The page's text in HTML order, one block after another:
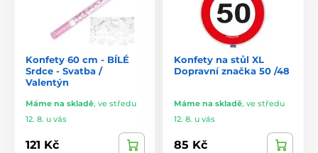
Konfety 60 cm - BÍLÉ
Srdce - Svatba /
Valentýn
Máme na skladě, ve středu
12. 8. u vás
121 Kč
Konfety na stůl XL
Dopravní značka 50 /48
Máme na skladě, ve středu
12. 8. u vás
85 Kč